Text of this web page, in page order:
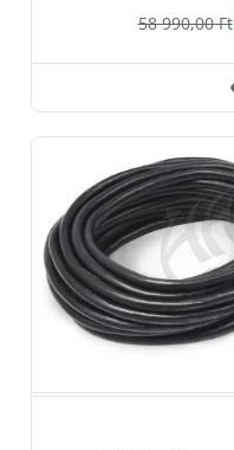
58 990,00 Ft